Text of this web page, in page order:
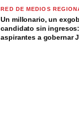
RED DE MEDIOS
Un millonario, un
candidato sin
aspirantes a gobernar